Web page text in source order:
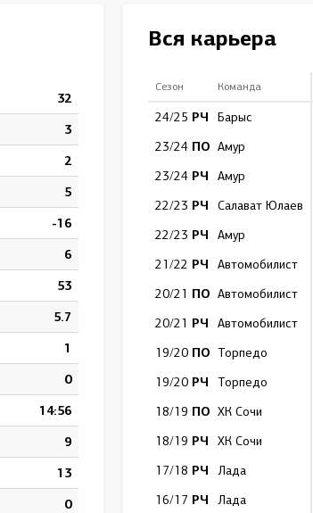
32
3
2
5
-16
6
53
5.7
1
0
14:56
9
13
0
Вся карьера
Сезон Команда
24/25 РЧ Барыс
23/24 ПО Амур
23/24 РЧ Амур
22/23 РЧ Салават Юлаев
22/23 РЧ Амур
21/22 РЧ Автомобилист
20/21 ПО Автомобилист
20/21 РЧ Автомобилист
19/20 ПО Торпедо
19/20 РЧ Торпедо
18/19 ПО ХК Сочи
18/19 РЧ ХК Сочи
17/18 РЧ Лада
16/17 РЧ Лада